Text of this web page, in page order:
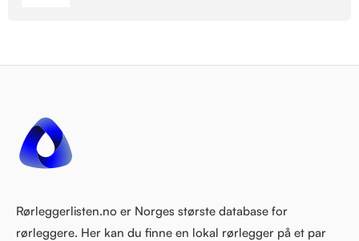
Rørleggerlisten.no er Norges største database for
rørleggere. Her kan du finne en lokal rørlegger på et par